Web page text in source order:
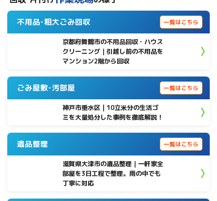
不用品･粗大ごみ回収 一覧はこちら
京都府舞鶴市の不用品回収・ハウス
クリーニング｜引越し前の不用品を
マンション2階から回収
ごみ屋敷･汚部屋 一覧はこちら
神戸市垂水区 | 10立米分の生活ゴ
ミを大量処分した事例を徹底解説！
遺品整理 一覧はこちら
滋賀県大津市の遺品整理｜一軒家全
部屋を3日工程で整理。雨の中でも
丁寧に対応